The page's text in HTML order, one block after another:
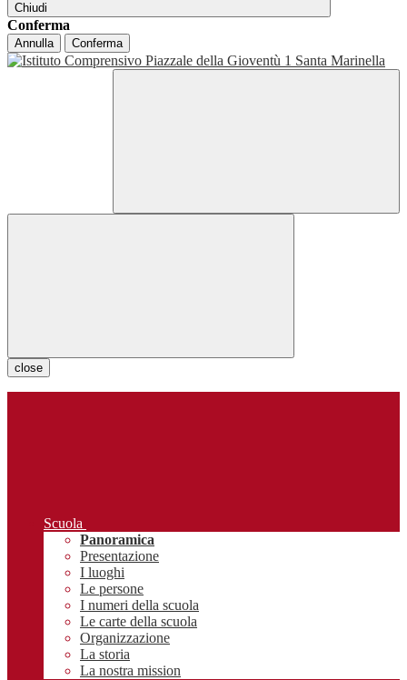
Chiudi
Conferma
Annulla Conferma
close
Scuola
Panoramica
Presentazione
I luoghi
Le persone
I numeri della scuola
Le carte della scuola
Organizzazione
La storia
La nostra mission